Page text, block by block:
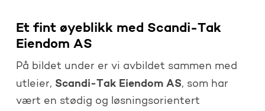
Et fint øyeblikk med Scandi-Tak
Eiendom AS
På bildet under er vi avbildet sammen med
utleier, Scandi-Tak Eiendom AS, som har
vært en stødig og løsningsorientert